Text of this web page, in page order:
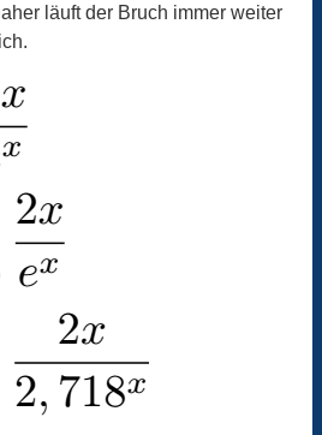
läuft der Bruch immer weiter